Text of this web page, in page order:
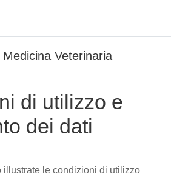
Veterinaria
di utilizzo e
dei dati
illustrate le condizioni di utilizzo